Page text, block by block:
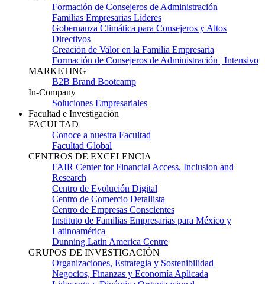
Formación de Consejeros de Administración
Familias Empresarias Líderes
Gobernanza Climática para Consejeros y Altos
Directivos
Creación de Valor en la Familia Empresaria
Formación de Consejeros de Administración | Intensivo
MARKETING
B2B Brand Bootcamp
In-Company
Soluciones Empresariales
Facultad e Investigación
FACULTAD
Conoce a nuestra Facultad
Facultad Global
CENTROS DE EXCELENCIA
FAIR Center for Financial Access, Inclusion and
Research
Centro de Evolución Digital
Centro de Comercio Detallista
Centro de Empresas Conscientes
Instituto de Familias Empresarias para México y
Latinoamérica
Dunning Latin America Centre
GRUPOS DE INVESTIGACIÓN
Organizaciones, Estrategia y Sostenibilidad
Negocios, Finanzas y Economía Aplicada